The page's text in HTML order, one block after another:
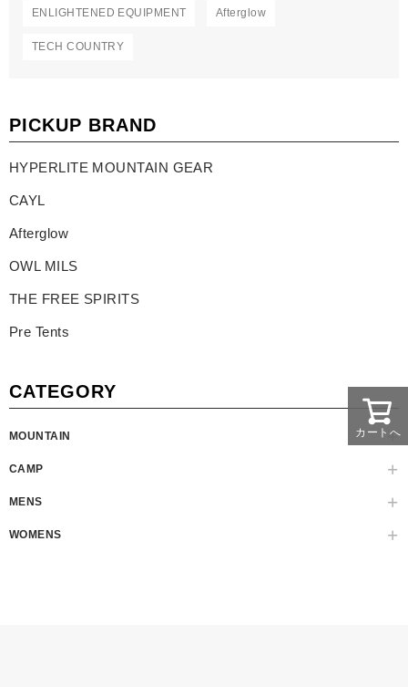
ENLIGHTENED EQUIPMENT Afterglow
TECH COUNTRY
PICKUP BRAND
HYPERLITE MOUNTAIN GEAR
CAYL
Afterglow
OWL MILS
THE FREE SPIRITS
Pre Tents
CATEGORY
MOUNTAIN
CAMP
MENS
WOMENS
カートへ